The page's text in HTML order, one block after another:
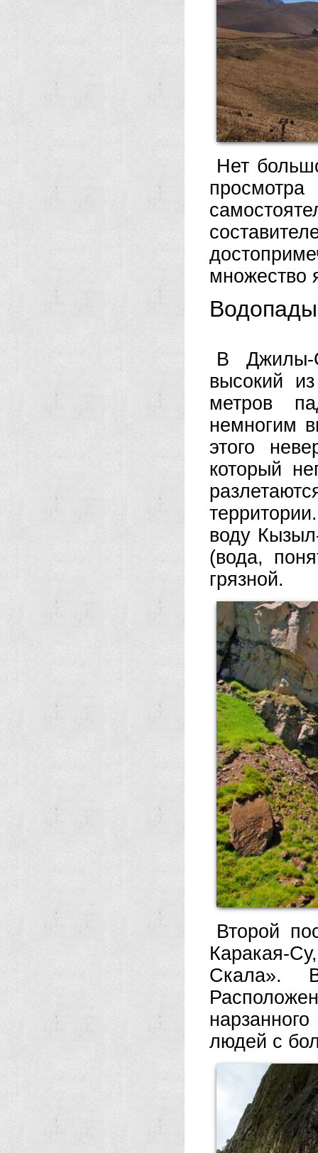
Нет
множество
Водопады
В Джилы-
высокий
метров
немногим
этого
который
воду
(вода,
грязной.
Второй
Каракая-
Скала».
людей с